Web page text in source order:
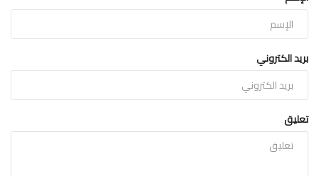
بريد الكتروني
تعليق